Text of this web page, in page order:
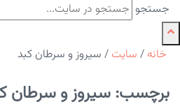
جستجو
خانه / سایت / سیروز و سرطان کبد
برچسب: سیروز و سرطان